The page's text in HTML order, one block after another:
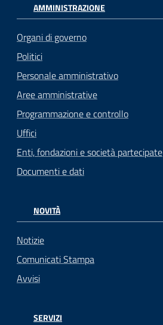
AMMINISTRAZIONE
Organi di governo
Politici
Personale amministrativo
Aree amministrative
Programmazione e controllo
Uffici
Enti, fondazioni e società partecipate
Documenti e dati
NOVITÀ
Notizie
Comunicati Stampa
Avvisi
SERVIZI